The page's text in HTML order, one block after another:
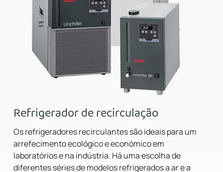
Refrigerador de recirculação
Os refrigeradores recirculantes são ideais para um
arrefecimento ecológico e económico em
laboratórios e na indústria. Há uma escolha de
diferentes séries de modelos refrigerados a ar e a